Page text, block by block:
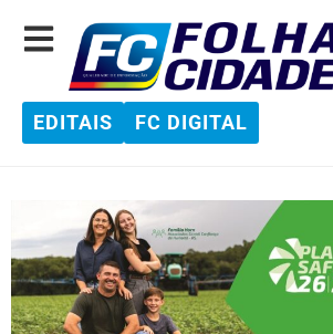
EDITAIS FC DIGITAL